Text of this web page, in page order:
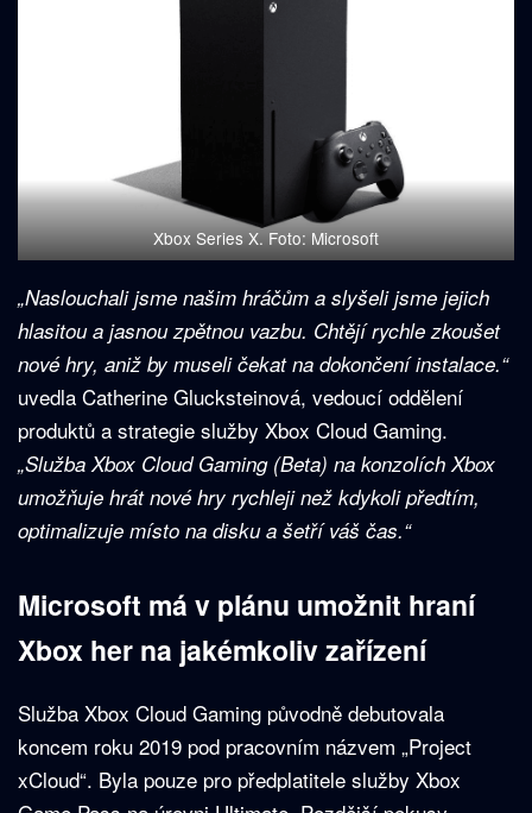
Xbox Series X. Foto: Microsoft
„Naslouchali jsme našim hráčům a slyšeli jsme jejich
hlasitou a jasnou zpětnou vazbu. Chtějí rychle zkoušet
nové hry, aniž by museli čekat na dokončení instalace.“
uvedla Catherine Glucksteinová, vedoucí oddělení
produktů a strategie služby Xbox Cloud Gaming.
„Služba Xbox Cloud Gaming (Beta) na konzolích Xbox
umožňuje hrát nové hry rychleji než kdykoli předtím,
optimalizuje místo na disku a šetří váš čas.“
Microsoft má v plánu umožnit hraní
Xbox her na jakémkoliv zařízení
Služba Xbox Cloud Gaming původně debutovala
koncem roku 2019 pod pracovním názvem „Project
xCloud“. Byla pouze pro předplatitele služby Xbox